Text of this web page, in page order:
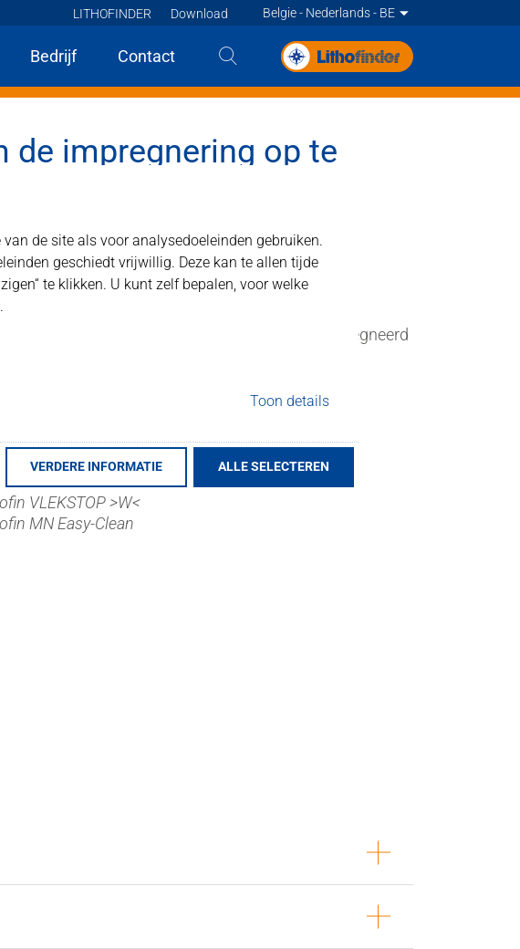
de site als voor analysedoeleinden gebruiken.
geschiedt vrijwillig. Deze kan te allen tijde
te klikken. U kunt zelf bepalen, voor welke
Toon details
VERDERE INFORMATIE ALLE SELECTEREN
LITHOFINDER Download
Belgie - Nederlands - BE
Deutsch
Francais Nederlands - BE
Nederlands
Bedrijf Contact
227: Natuurstenen keuken (koffer)
de impregnering op te
impregneren of opfrissen van een geïmpregneerd
MN Vuiloplosser
VLEKSTOP >W<
MN Easy-Clean